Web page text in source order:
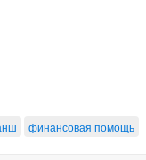
финансовая помощь